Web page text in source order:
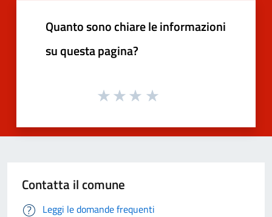
Quanto sono chiare le informazioni
su questa pagina?
Contatta il comune
Leggi le domande frequenti